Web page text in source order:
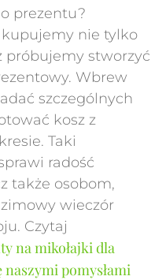
prezentu?
nie tylko
próbujemy stworzyć
Wbrew
szczególnych
kosz z
Taki
radość
także osobom,
wieczór
Czytaj
na mikołajki dla
pomysłami